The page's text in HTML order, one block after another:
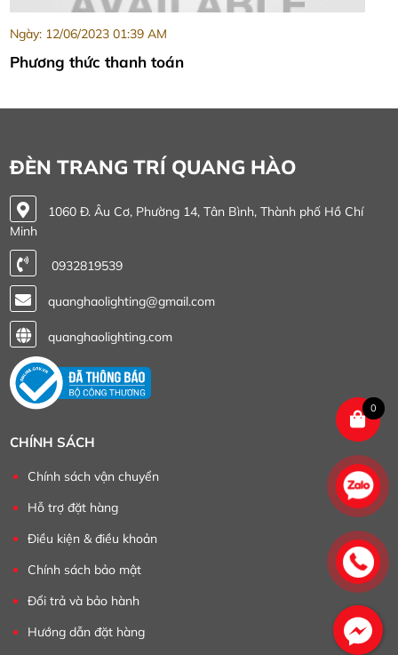
Ngày: 12/06/2023 01:39 AM
Phương thức thanh toán
ĐÈN TRANG TRÍ QUANG HÀO
1060 Đ. Âu Cơ, Phường 14, Tân Bình, Thành phố Hồ Chí
Minh
0932819539
quanghaolighting@gmail.com
quanghaolighting.com
CHÍNH SÁCH
Chính sách vận chuyển
Hỗ trợ đặt hàng
Điều kiện & điều khoản
Chính sách bảo mật
Đổi trả và bảo hành
Hướng dẫn đặt hàng
0